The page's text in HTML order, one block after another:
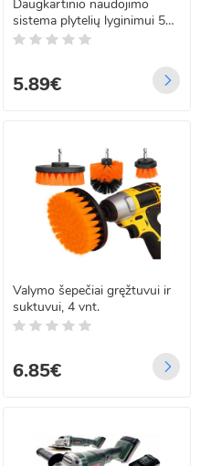
Daugkartinio naudojimo
sistema plytelių lyginimui 51
vnt - S14509
5.89€
Valymo šepečiai gręžtuvui ir
suktuvui, 4 vnt.
6.85€